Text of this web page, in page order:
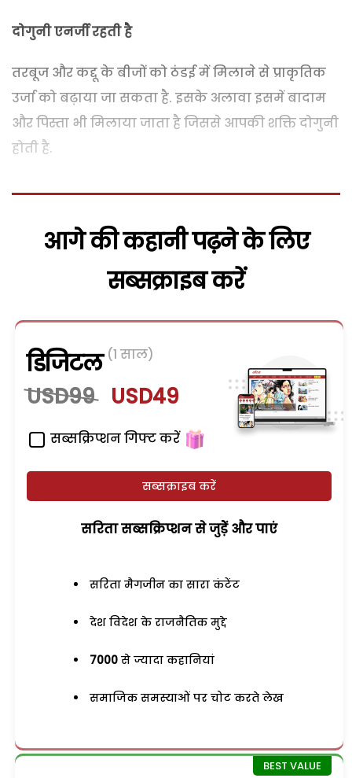
दोगुनी एनर्जी रहती है
तरबूज और कद्दू के बीजों को ठंडई में मिलाने से प्राकृतिक
उर्जा को बढ़ाया जा सकता है. इसके अलावा इसमें बादाम
और पिस्ता भी मिलाया जाता है जिससे आपकी शक्ति दोगुनी
होती है.
आगे की कहानी पढ़ने के लिए
सब्सक्राइब करें
डिजिटल (1 साल)
USD99 USD49
सब्सक्रिप्शन गिफ्ट करें
सब्सक्राइब करें
सरिता सब्सक्रिप्शन से जुड़ेें और पाएं
सरिता मैगजीन का सारा कंटेंट
देश विदेश के राजनैतिक मुद्दे
7000 से ज्यादा कहानियां
समाजिक समस्याओं पर चोट करते लेख